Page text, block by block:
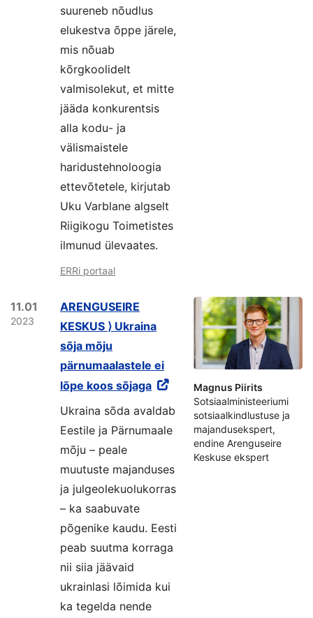
suureneb nõudlus
elukestva õppe järele,
mis nõuab
kõrgkoolidelt
valmisolekut, et mitte
jääda konkurentsis
alla kodu- ja
välismaistele
haridustehnoloogia
ettevõtetele, kirjutab
Uku Varblane algselt
Riigikogu Toimetistes
ilmunud ülevaates.
ERRi portaal
11.01
2023
ARENGUSEIRE
KESKUS ⟩ Ukraina
sõja mõju
pärnumaalastele ei
lõpe koos sõjaga
Ukraina sõda avaldab
Eestile ja Pärnumaale
mõju – peale
muutuste majanduses
ja julgeolekuolukorras
– ka saabuvate
põgenike kaudu. Eesti
peab suutma korraga
nii siia jäävaid
ukrainlasi lõimida kui
ka tegelda nende
Magnus Piirits
Sotsiaalministeeriumi
sotsiaalkindlustuse ja
majandusekspert,
endine Arenguseire
Keskuse ekspert